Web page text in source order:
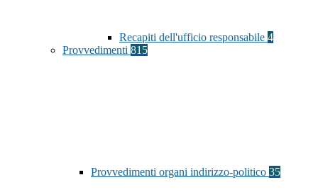
Recapiti dell'ufficio responsabile 4
Provvedimenti 815
Provvedimenti organi indirizzo-politico 35